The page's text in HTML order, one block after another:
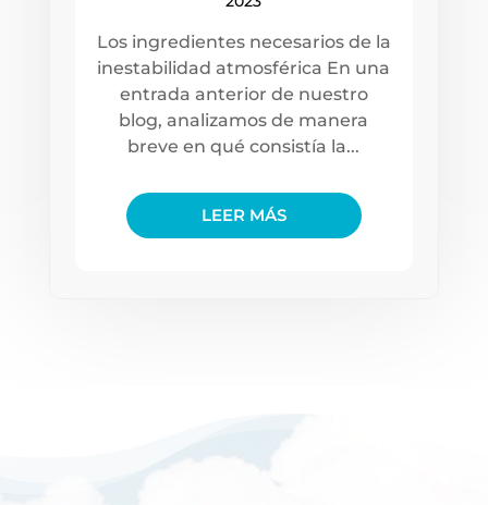
Los ingredientes necesarios de la
inestabilidad atmosférica En una
entrada anterior de nuestro
blog, analizamos de manera
breve en qué consistía la...
LEER MÁS